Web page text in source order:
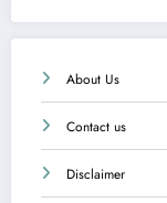
About Us
Contact us
Disclaimer